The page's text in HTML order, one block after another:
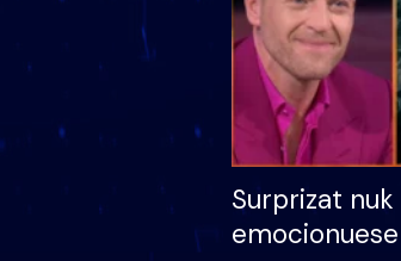
Surprizat